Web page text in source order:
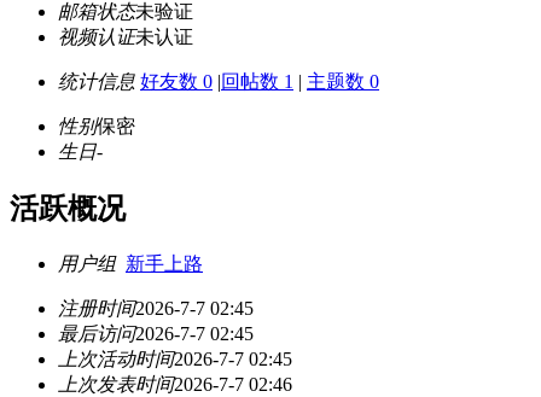
邮箱状态未验证
视频认证未认证
统计信息 好友数 0 |回帖数 1 | 主题数 0
性别保密
生日-
活跃概况
用户组 新手上路
注册时间2026-7-7 02:45
最后访问2026-7-7 02:45
上次活动时间2026-7-7 02:45
上次发表时间2026-7-7 02:46